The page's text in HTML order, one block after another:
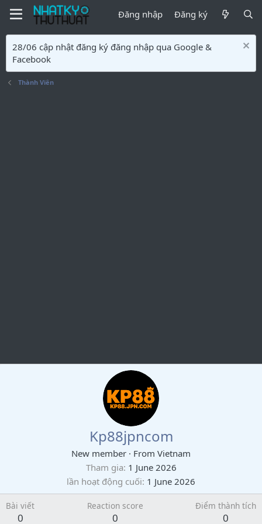
Đăng nhập Đăng ký
28/06 cập nhật đăng ký đăng nhập qua Google &
Facebook
Thành Viên
Kp88jpncom
New member · From Vietnam
Tham gia 1 June 2026
lần hoạt động cuối 1 June 2026
Bài viết
0
Reaction score
0
Điểm thành tích
0